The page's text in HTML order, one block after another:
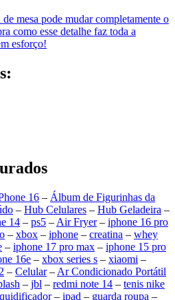
mesa pode mudar completamente o
como esse detalhe faz toda a
esforço!
16 – Álbum de Figurinhas da
– Hub Celulares – Hub Geladeira –
14 – ps5 – Air Fryer– iphone 16 pro
– xbox – iphone – creatina – whey
– iphone 17 pro max – iphone 15 pro
16e – xbox series s – xiaomi –
– Celular– Ar Condicionado Portátil
– jbl – redmi note 14 – tenis nike
– ipad – guarda roupa –